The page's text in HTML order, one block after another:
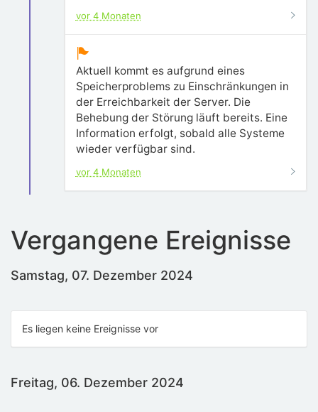
vor 4 Monaten
Aktuell kommt es aufgrund eines
Speicherproblems zu Einschränkungen in
der Erreichbarkeit der Server. Die
Behebung der Störung läuft bereits. Eine
Information erfolgt, sobald alle Systeme
wieder verfügbar sind.
vor 4 Monaten
Vergangene Ereignisse
Samstag, 07. Dezember 2024
Es liegen keine Ereignisse vor
Freitag, 06. Dezember 2024